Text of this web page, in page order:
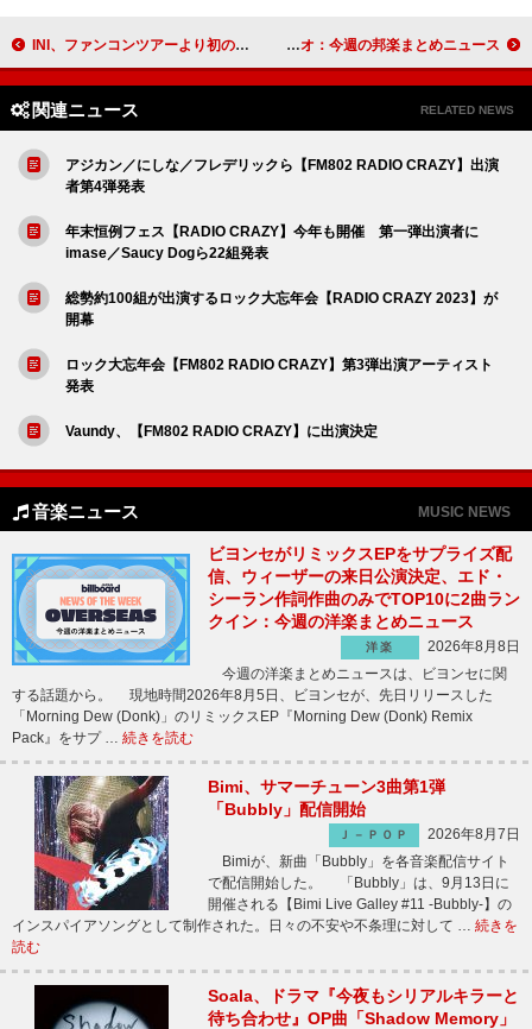
INI、ファンコンツアーより初の単独野外公演をパッケージ化 ロゼ＆ブルーノ／&TEAMが総合首位、マイファス×HYDE『鬼滅』曲が1億、ベビメタ初の冠ラジオ：今週の邦楽まとめニュース
関連ニュース RELATED NEWS
アジカン／にしな／フレデリックら【FM802 RADIO CRAZY】出演
者第4弾発表
年末恒例フェス【RADIO CRAZY】今年も開催 第一弾出演者に
imase／Saucy Dogら22組発表
総勢約100組が出演するロック大忘年会【RADIO CRAZY 2023】が
開幕
ロック大忘年会【FM802 RADIO CRAZY】第3弾出演アーティスト
発表
Vaundy、【FM802 RADIO CRAZY】に出演決定
音楽ニュース MUSIC NEWS
ビヨンセがリミックスEPをサプライズ配
信、ウィーザーの来日公演決定、エド・
シーラン作詞作曲のみでTOP10に2曲ラン
クイン：今週の洋楽まとめニュース
洋楽
2026年8月8日
今週の洋楽まとめニュースは、ビヨンセに関
する話題から。 現地時間2026年8月5日、ビヨンセが、先日リリースした
「Morning Dew (Donk)」のリミックスEP『Morning Dew (Donk) Remix
Pack』をサプ … 続きを読む
Bimi、サマーチューン3曲第1弾
「Bubbly」配信開始
Ｊ－ＰＯＰ
2026年8月7日
Bimiが、新曲「Bubbly」を各音楽配信サイト
で配信開始した。 「Bubbly」は、9月13日に
開催される【Bimi Live Galley #11 -Bubbly-】の
インスパイアソングとして制作された。日々の不安や不条理に対して … 続きを
読む
Soala、ドラマ『今夜もシリアルキラーと
待ち合わせ』OP曲「Shadow Memory」